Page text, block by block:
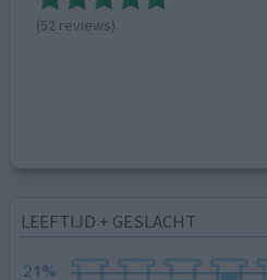
(52 reviews)
LEEFTIJD + GESLACHT